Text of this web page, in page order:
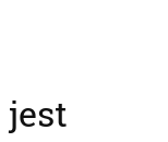
jest